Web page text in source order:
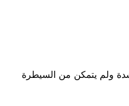
ولم يتمكن من السيطرة